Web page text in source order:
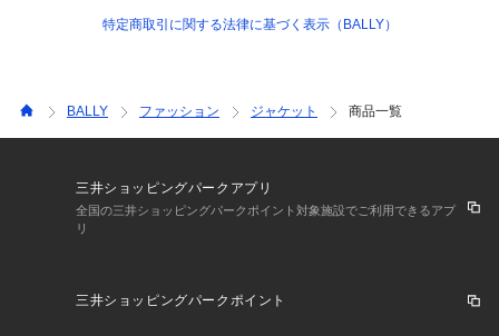
特定商取引に関する法律に基づく表示（BALLY）
BALLY ファッション ジャケット 商品一覧
三井ショッピングパークアプリ
全国の三井ショッピングパークポイント対象施設でご利用できるアプ
リ
三井ショッピングパークポイント